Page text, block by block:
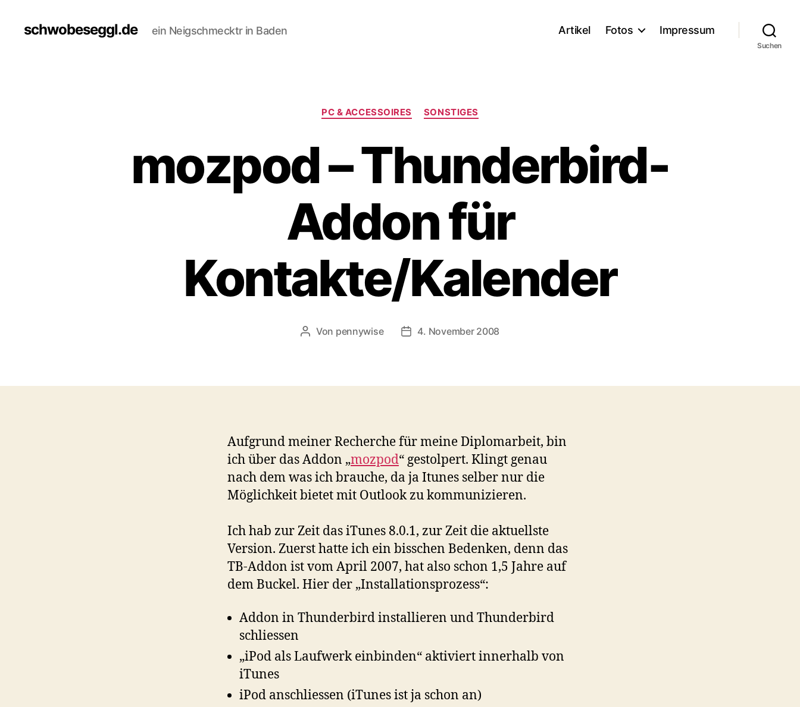
schwobeseggl.de ein Neigschmecktr in Baden Artikel Fotos Impressum
Suchen
Kategorien
PC & ACCESSOIRES SONSTIGES
mozpod – Thunderbird-
Addon für
Kontakte/Kalender
Beitragsautor
Von pennywise Veröffentlichungsdatum
4. November 2008
Aufgrund meiner Recherche für meine Diplomarbeit, bin
ich über das Addon „mozpod“ gestolpert. Klingt genau
nach dem was ich brauche, da ja Itunes selber nur die
Möglichkeit bietet mit Outlook zu kommunizieren.
Ich hab zur Zeit das iTunes 8.0.1, zur Zeit die aktuellste
Version. Zuerst hatte ich ein bisschen Bedenken, denn das
TB-Addon ist vom April 2007, hat also schon 1,5 Jahre auf
dem Buckel. Hier der „Installationsprozess“:
Addon in Thunderbird installieren und Thunderbird
schliessen
„iPod als Laufwerk einbinden“ aktiviert innerhalb von
iTunes
iPod anschliessen (iTunes ist ja schon an)